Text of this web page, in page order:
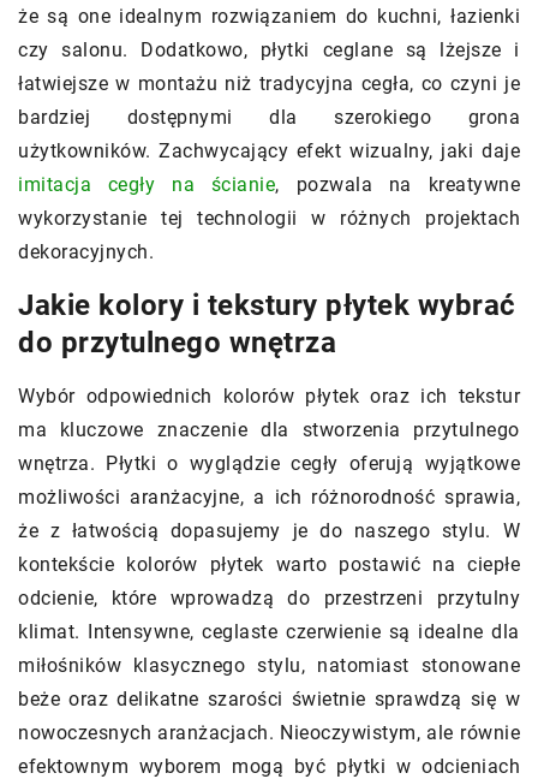
że są one idealnym rozwiązaniem do kuchni, łazienki
czy salonu. Dodatkowo, płytki ceglane są lżejsze i
łatwiejsze w montażu niż tradycyjna cegła, co czyni je
bardziej dostępnymi dla szerokiego grona
użytkowników. Zachwycający efekt wizualny, jaki daje
imitacja cegły na ścianie, pozwala na kreatywne
wykorzystanie tej technologii w różnych projektach
dekoracyjnych.
Jakie kolory i tekstury płytek wybrać
do przytulnego wnętrza
Wybór odpowiednich kolorów płytek oraz ich tekstur
ma kluczowe znaczenie dla stworzenia przytulnego
wnętrza. Płytki o wyglądzie cegły oferują wyjątkowe
możliwości aranżacyjne, a ich różnorodność sprawia,
że z łatwością dopasujemy je do naszego stylu. W
kontekście kolorów płytek warto postawić na ciepłe
odcienie, które wprowadzą do przestrzeni przytulny
klimat. Intensywne, ceglaste czerwienie są idealne dla
miłośników klasycznego stylu, natomiast stonowane
beże oraz delikatne szarości świetnie sprawdzą się w
nowoczesnych aranżacjach. Nieoczywistym, ale równie
efektownym wyborem mogą być płytki w odcieniach